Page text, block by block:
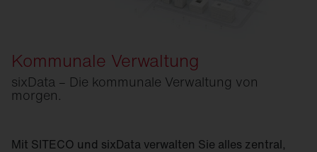
Kommunale Verwaltung
sixData – Die kommunale Verwaltung von
morgen.
Mit SITECO und sixData verwalten Sie alles zentral,